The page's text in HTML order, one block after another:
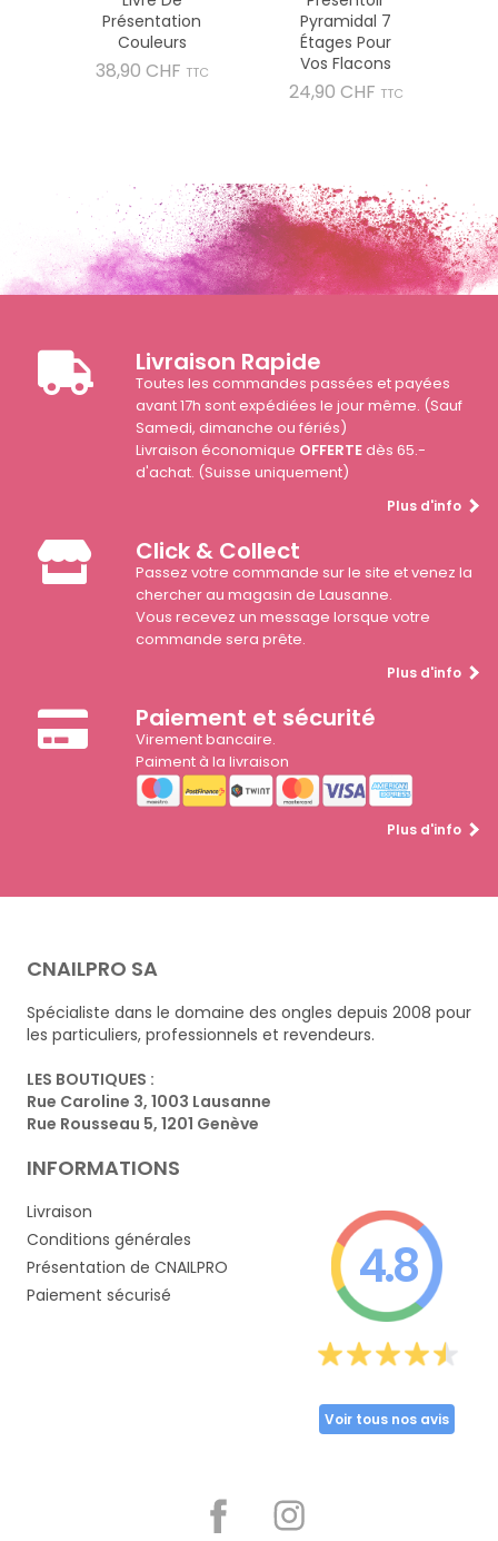
Présentation
Couleurs
38,90 CHF Prix
TTC
Pyramidal 7
Étages Pour
Vos Flacons
24,90 CHF Prix
TTC
Livraison Rapide
Toutes les commandes passées et payées
avant 17h sont expédiées le jour même. (Sauf
Samedi, dimanche ou fériés)
Livraison économique OFFERTEdès 65.-
d'achat. (Suisse uniquement)
Plus d'info
Click & Collect
Passez votre commande sur le site et venez la
chercher au magasin de Lausanne.
Vous recevez un message lorsque votre
commande sera prête.
Plus d'info
Paiement et sécurité
Virement bancaire.
Paiment à la livraison
Plus d'info
CNAILPRO SA
Spécialiste dans le domaine des ongles depuis 2008 pour
les particuliers, professionnels et revendeurs.
LES BOUTIQUES :
Rue Caroline 3, 1003 Lausanne
Rue Rousseau 5, 1201 Genève
INFORMATIONS
Livraison
Conditions générales
Présentation de CNAILPRO
Paiement sécurisé
4.8
Voir tous nos avis